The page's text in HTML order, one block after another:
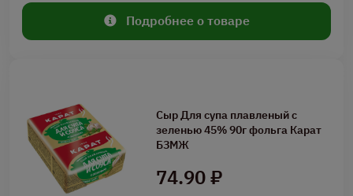
Подробнее о товаре
Сыр Для супа плавленый с
зеленью 45% 90г фольга Карат
БЗМЖ
74.90 ₽